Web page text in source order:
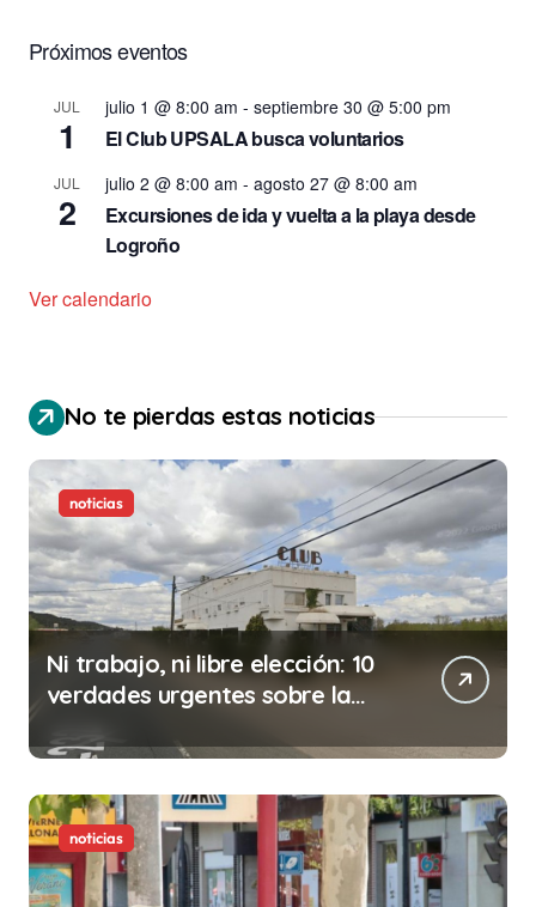
Próximos eventos
JUL
1
julio 1 @ 8:00 am - septiembre 30 @ 5:00 pm
El Club UPSALA busca voluntarios
JUL
2
julio 2 @ 8:00 am - agosto 27 @ 8:00 am
Excursiones de ida y vuelta a la playa desde
Logroño
Ver calendario
No te pierdas estas noticias
noticias
Ni trabajo, ni libre elección: 10
verdades urgentes sobre la
noticias